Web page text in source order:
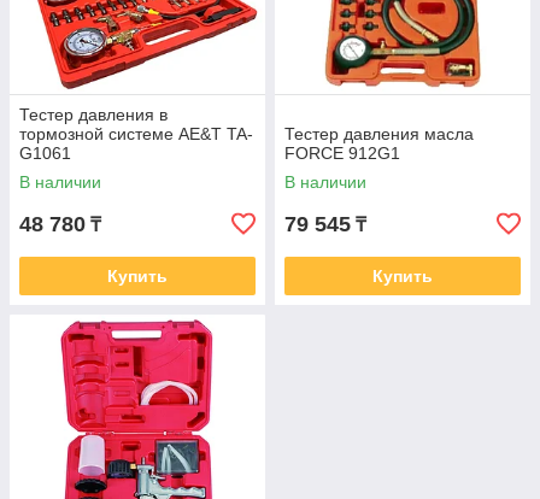
Тестер давления в
тормозной системе AE&T TA-
G1061
В наличии
48 780 ₸
Купить
Тестер давления масла
FORCE 912G1
В наличии
79 545 ₸
Купить